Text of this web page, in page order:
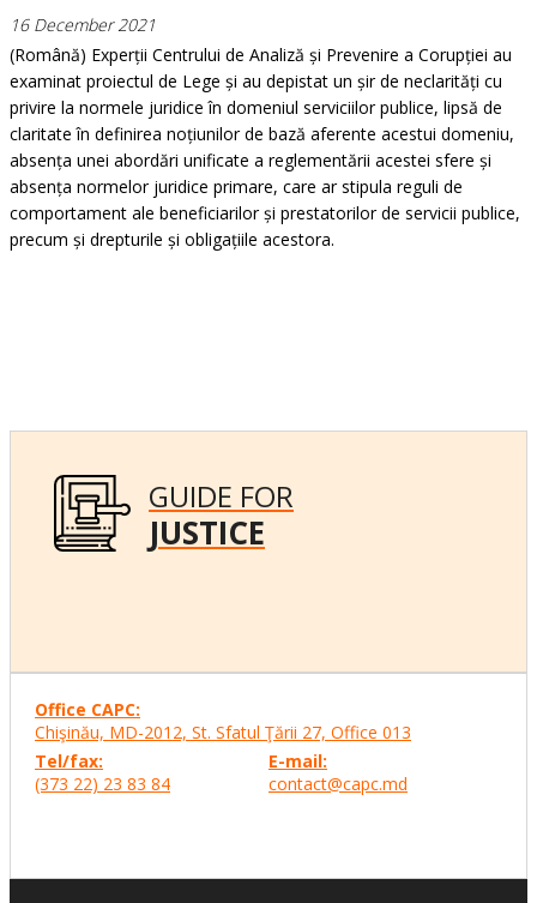
16 December 2021
(Română) Experții Centrului de Analiză și Prevenire a Corupției au
examinat proiectul de Lege și au depistat un șir de neclarități cu
privire la normele juridice în domeniul serviciilor publice, lipsă de
claritate în definirea noțiunilor de bază aferente acestui domeniu,
absența unei abordări unificate a reglementării acestei sfere și
absența normelor juridice primare, care ar stipula reguli de
comportament ale beneficiarilor și prestatorilor de servicii publice,
precum și drepturile și obligațiile acestora.
GUIDE FOR
JUSTICE
Office CAPC:
Chişinău, MD-2012, St. Sfatul Ţării 27, Office 013
Tel/fax:
(373 22) 23 83 84
E-mail:
contact@capc.md